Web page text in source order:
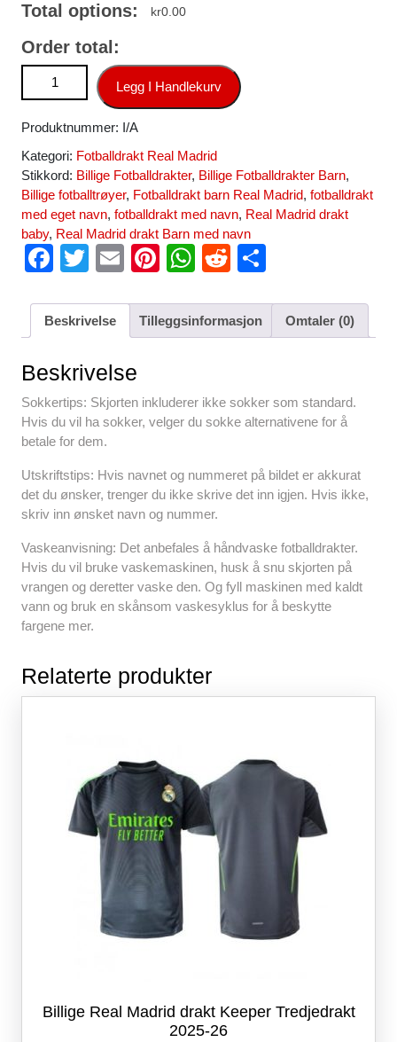
Total options: kr0.00
Order total:
Billige Real Madrid drakt Bortedrakt 2025-26 Langermet antall
Legg I Handlekurv
Produktnummer: I/A
Kategori: Fotballdrakt Real Madrid
Stikkord: Billige Fotballdrakter, Billige Fotballdrakter Barn,
Billige fotballtrøyer, Fotballdrakt barn Real Madrid, fotballdrakt
med eget navn, fotballdrakt med navn, Real Madrid drakt
baby, Real Madrid drakt Barn med navn
F
c
b
o
o
k
T
tt
E
ail
Pi
er
e
W
at
s
p
p
R
d
di
ar
e
Beskrivelse Tilleggsinformasjon Omtaler (0)
Beskrivelse
Sokkertips: Skjorten inkluderer ikke sokker som standard.
Hvis du vil ha sokker, velger du sokke alternativene for å
betale for dem.
Utskriftstips: Hvis navnet og nummeret på bildet er akkurat
det du ønsker, trenger du ikke skrive det inn igjen. Hvis ikke,
skriv inn ønsket navn og nummer.
Vaskeanvisning: Det anbefales å håndvaske fotballdrakter.
Hvis du vil bruke vaskemaskinen, husk å snu skjorten på
vrangen og deretter vaske den. Og fyll maskinen med kaldt
vann og bruk en skånsom vaskesyklus for å beskytte
fargene mer.
Relaterte produkter
Billige Real Madrid drakt Keeper Tredjedrakt
2025-26